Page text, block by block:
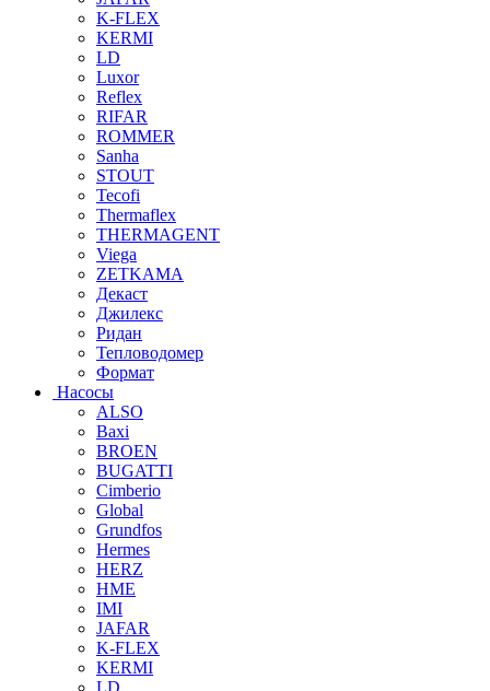
K-FLEX
KERMI
LD
Luxor
Reflex
RIFAR
ROMMER
Sanha
STOUT
Tecofi
Thermaflex
THERMAGENT
Viega
ZETKAMA
Декаст
Джилекс
Ридан
Тепловодомер
Формат
Насосы
ALSO
Baxi
BROEN
BUGATTI
Cimberio
Global
Grundfos
Hermes
HERZ
HME
IMI
JAFAR
K-FLEX
KERMI
LD